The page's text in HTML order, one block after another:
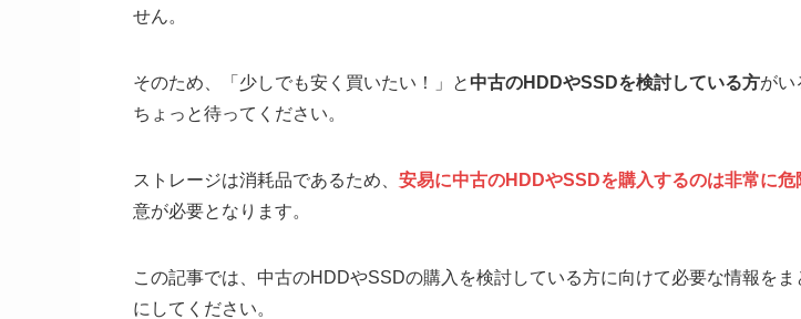
せん。
そのため、「少しでも安く買いたい！」と 中古のHDDやSSDを検討している方がい
ちょっと待ってください。
ストレージは消耗品であるため、 安易に中古のHDDやSSDを購入するのは非常に危
意が必要となります。
この記事では、中古のHDDやSSDの購入を検討している方に向けて必要な情報を
にしてください。